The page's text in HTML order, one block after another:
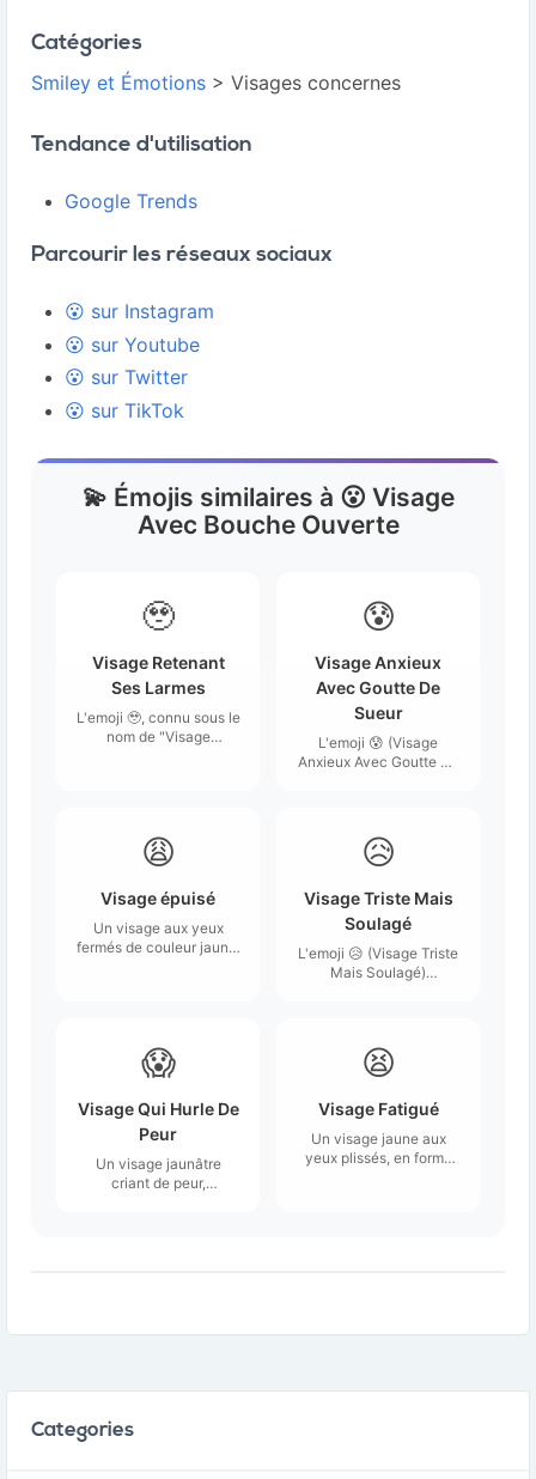
Catégories
Smiley et Émotions > Visages concernes
Tendance d'utilisation
Google Trends
Parcourir les réseaux sociaux
😮 sur Instagram
😮 sur Youtube
😮 sur Twitter
😮 sur TikTok
💫 Émojis similaires à 😮 Visage
Avec Bouche Ouverte
🥹
Visage Retenant
Ses Larmes
L'emoji 🥹, connu sous le
nom de "Visage
semblent sur le point de
couler.
😰
Visage Anxieux
Avec Goutte De
Sueur
L'emoji 😰 (Visage
Anxieux Avec Goutte De
ouverte, accompagnée
d'une goutte de sueur
😩
Visage épuisé
Un visage aux yeux
fermés de couleur jaune,
😥
Visage Triste Mais
Soulagé
L'emoji 😥 (Visage Triste
Mais Soulagé)
mélancolique, souvent
associée à une situation
une nuance de
soulagement.
😱
Visage Qui Hurle De
Peur
Un visage jaunâtre
criant de peur,
sa couleur.
😫
Visage Fatigué
Un visage jaune aux
yeux plissés, en forme
Categories